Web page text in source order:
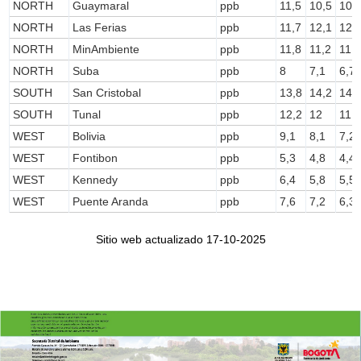
Se informa a la ciudadanía que actualmente el
parámetro de CO de la estación Bolivia no se
encuentran actualizados, por una falla, una vez
sea solucionada, se continuarán registrando
Se informa a la ciudadanía que, el
SO2de la estación Puente Aranda se
NORTH
Guaymaral ppb 11,5 10,5
NORTH
Las Ferias ppb 11,7 12,1
12
NORTH
MinAmbiente ppb 11,8 11,2
11,9
NORTH
Suba ppb 8 7,1
6,7
SOUTH
San Cristobal ppb 13,8 14,2
SOUTH
Tunal ppb 12,2 12
11,9
WEST
Bolivia ppb 9,1 8,1
7,2
WEST
Fontibon ppb 5,3 4,8
4,4
WEST
Kennedy ppb 6,4 5,8
5,5
WEST
Puente Aranda ppb 7,6 7,2 6,3
Sitio web actualizado 17-10-2025